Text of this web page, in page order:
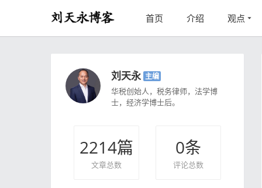
首页 介绍 观点
刘天永 主编
华税创始人，税务律师，法学博
士，经济学博士后。
2214篇
文章总数
0条
评论总数